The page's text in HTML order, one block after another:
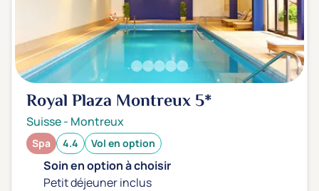
Royal Plaza Montreux5*
Suisse- Montreux
Spa 4.4 Vol en option
Soin en option à choisir
Petit déjeuner inclus